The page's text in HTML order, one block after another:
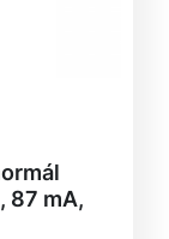
87 mA,